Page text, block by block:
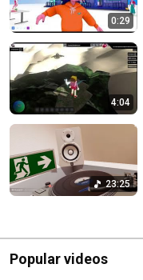
0:29
4:04
23:25
Popular videos